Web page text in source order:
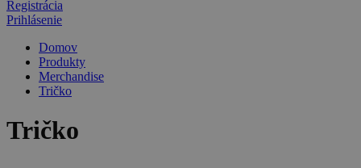
Registrácia
Prihlásenie
Domov
Produkty
Merchandise
Tričko
Tričko